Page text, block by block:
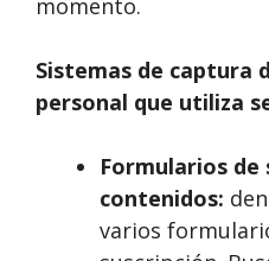
Sistemas de captura
personal que utiliza
Formularios de
contenidos:
varios